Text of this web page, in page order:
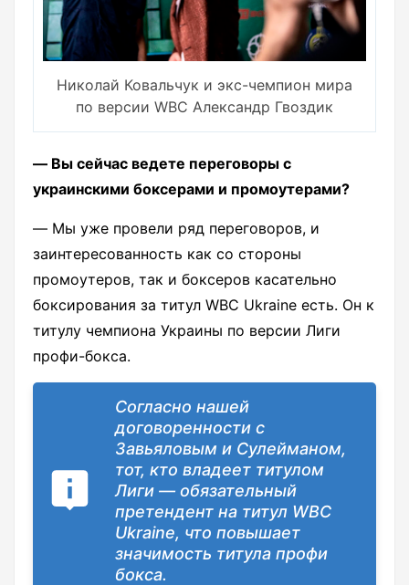
Николай Ковальчук и экс-чемпион мира
по версии WBC Александр Гвоздик
― Вы сейчас ведете переговоры с
украинскими боксерами и промоутерами?
― Мы уже провели ряд переговоров, и
заинтересованность как со стороны
промоутеров, так и боксеров касательно
боксирования за титул WBC Ukraine есть. Он к
титулу чемпиона Украины по версии Лиги
профи-бокса.
Согласно нашей
договоренности с
Завьяловым и Сулейманом,
тот, кто владеет титулом
Лиги ― обязательный
претендент на титул WBC
Ukraine, что повышает
значимость титула профи
бокса.